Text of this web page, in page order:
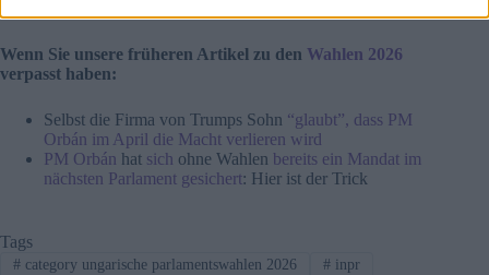
Wenn Sie unsere früheren Artikel zu den Wahlen 2026
verpasst haben:
Selbst die Firma von Trumps Sohn “glaubt”, dass PM
Orbán im April die Macht verlieren wird
PM Orbán hat sich ohne Wahlen bereits ein Mandat im
nächsten Parlament gesichert: Hier ist der Trick
Tags
#category ungarische parlamentswahlen 2026 #inpr